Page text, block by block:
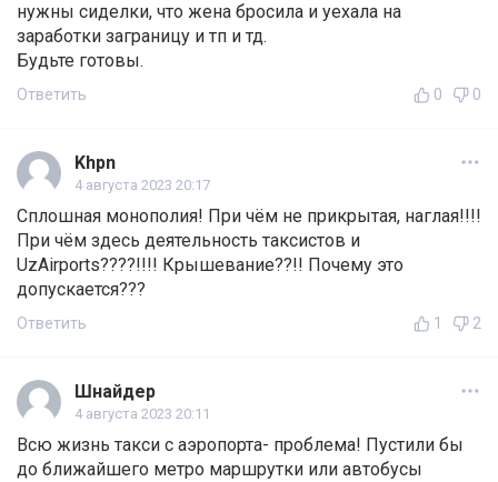
нужны сиделки, что жена бросила и уехала на
заработки заграницу и тп и тд.
Будьте готовы.
Ответить 0 0
Khpn
4 августа 2023 20:17
Сплошная монополия! При чём не прикрытая, наглая!!!!
При чём здесь деятельность таксистов и
UzAirports????!!!! Крышевание??!! Почему это
допускается???
Ответить 1 2
Шнайдер
4 августа 2023 20:11
Всю жизнь такси с аэропорта- проблема! Пустили бы
до ближайшего метро маршрутки или автобусы